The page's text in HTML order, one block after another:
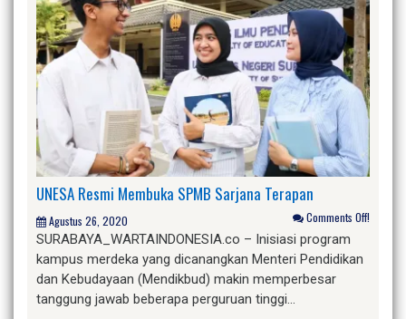
UNESA Resmi Membuka SPMB Sarjana Terapan
Agustus 26, 2020 Comments Off!
SURABAYA_WARTAINDONESIA.co – Inisiasi program
kampus merdeka yang dicanangkan Menteri Pendidikan
dan Kebudayaan (Mendikbud) makin memperbesar
tanggung jawab beberapa perguruan tinggi…